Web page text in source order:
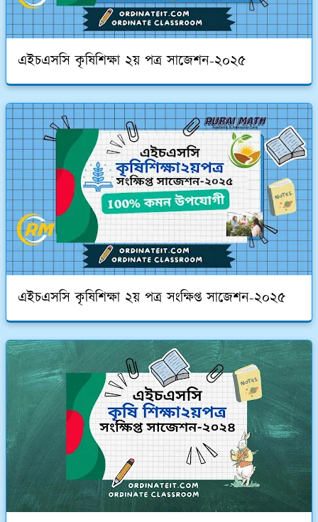
এইচএসসি কৃষিশিক্ষা ২য় পত্র সাজেশন-২০২৫
এইচএসসি কৃষিশিক্ষা ২য় পত্র সংক্ষিপ্ত সাজেশন-২০২৫